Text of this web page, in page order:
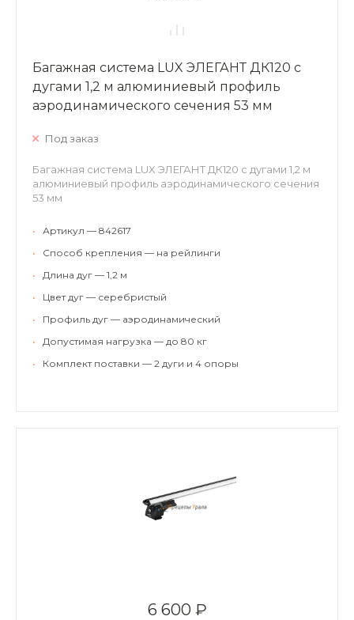
Багажная система LUX ЭЛЕГАНТ ДК120 с
дугами 1,2 м алюминиевый профиль
аэродинамического сечения 53 мм
Под заказ
Багажная система LUX ЭЛЕГАНТ ДК120 с дугами 1,2 м
алюминиевый профиль аэродинамического сечения
53 мм
•
Артикул — 842617
•
Способ крепления — на рейлинги
•
Длина дуг — 1,2 м
•
Цвет дуг — серебристый
•
Профиль дуг — аэродинамический
•
Допустимая нагрузка — до 80 кг
•
Комплект поставки — 2 дуги и 4 опоры
6 600 ₽